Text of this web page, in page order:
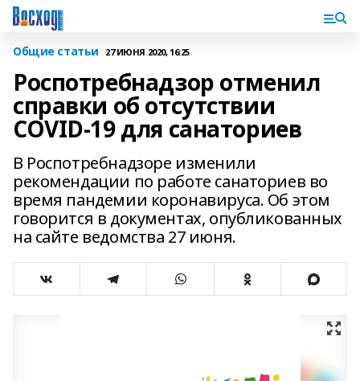
Общие статьи 27 ИЮНЯ 2020, 16:25
Роспотребнадзор отменил
справки об отсутствии
COVID-19 для санаториев
В Роспотребнадзоре изменили
рекомендации по работе санаториев во
время пандемии коронавируса. Об этом
говорится в документах, опубликованных
на сайте ведомства 27 июня.